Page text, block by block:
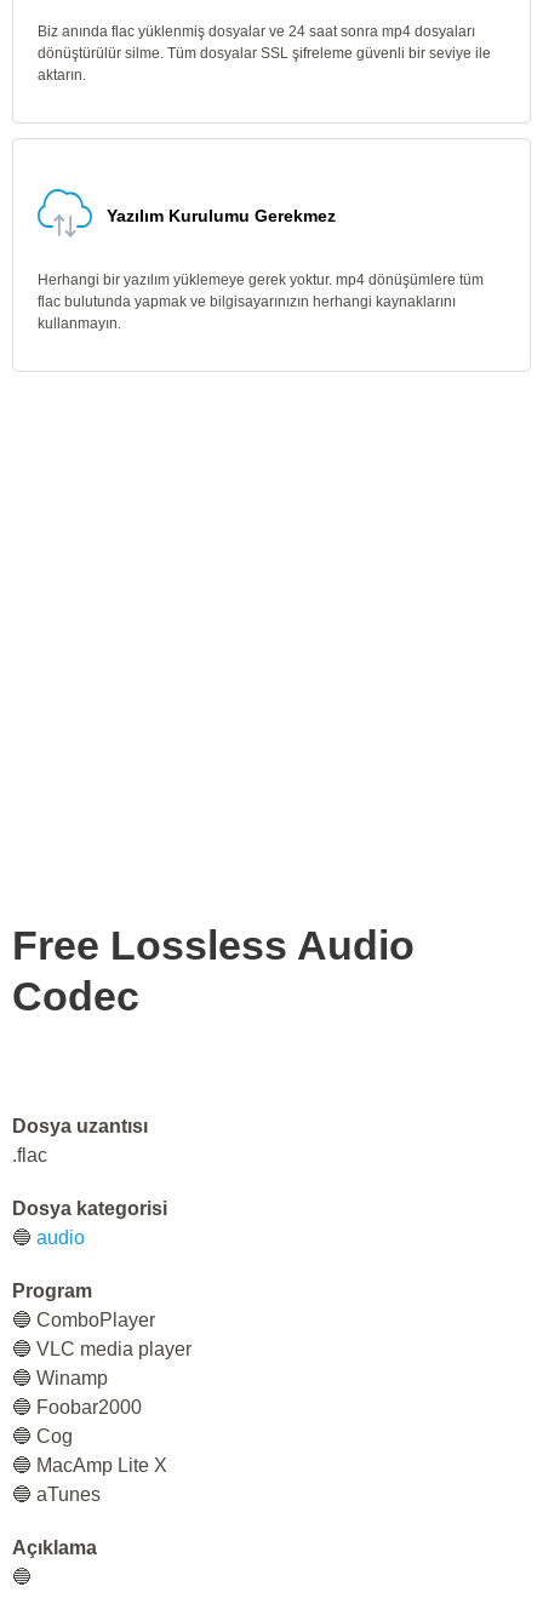
Biz anında flac yüklenmiş dosyalar ve 24 saat sonra mp4 dosyaları
dönüştürülür silme. Tüm dosyalar SSL şifreleme güvenli bir seviye ile
aktarın.
Yazılım Kurulumu Gerekmez
Herhangi bir yazılım yüklemeye gerek yoktur. mp4 dönüşümlere tüm
flac bulutunda yapmak ve bilgisayarınızın herhangi kaynaklarını
kullanmayın.
Free Lossless Audio
Codec
Dosya uzantısı
.flac
Dosya kategorisi
🔵 audio
Program
🔵 СomboPlayer
🔵 VLC media player
🔵 Winamp
🔵 Foobar2000
🔵 Cog
🔵 MacAmp Lite X
🔵 aTunes
Açıklama
🔵